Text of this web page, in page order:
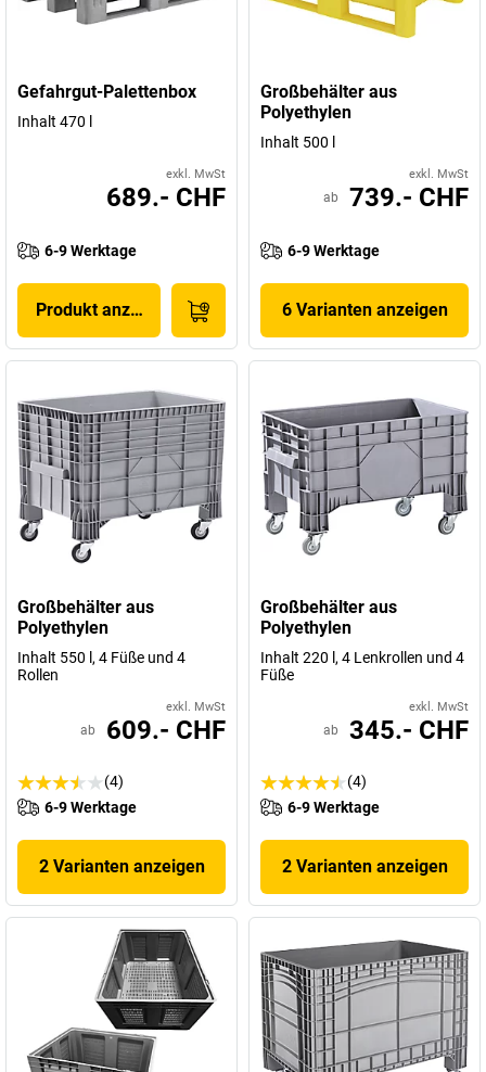
Gefahrgut-Palettenbox
Inhalt 470 l
exkl. MwSt
689.- CHF
6-9 Werktage
Produkt anzeigen
Großbehälter aus
Polyethylen
Inhalt 500 l
exkl. MwSt
ab 739.- CHF
6-9 Werktage
6 Varianten anzeigen
Großbehälter aus
Polyethylen
Inhalt 550 l, 4 Füße und 4
Rollen
exkl. MwSt
ab 609.- CHF
(4)
6-9 Werktage
2 Varianten anzeigen
Großbehälter aus
Polyethylen
Inhalt 220 l, 4 Lenkrollen und 4
Füße
exkl. MwSt
ab 345.- CHF
(4)
6-9 Werktage
2 Varianten anzeigen